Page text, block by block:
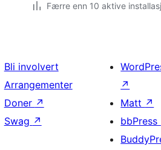
Færre enn 10 aktive
Bli involvert
Arrangementer
Doner ↗
Swag ↗
↗
Matt ↗
bbPress